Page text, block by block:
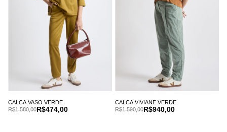
CALCA VASO VERDE
R$474,00
R$1.580,00
CALCA VIVIANE VERDE
R$940,00
R$1.590,00